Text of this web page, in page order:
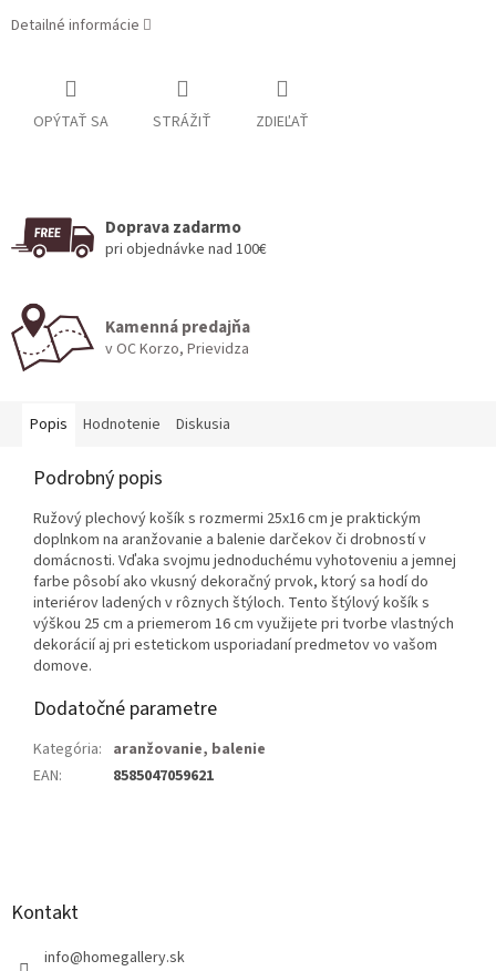
Detailné informácie
OPÝTAŤ SA STRÁŽIŤ ZDIEĽAŤ
Doprava zadarmo
pri objednávke nad 100€
Kamenná predajňa
v OC Korzo, Prievidza
Popis Hodnotenie Diskusia
Podrobný popis
Ružový plechový košík s rozmermi 25x16 cm je praktickým
doplnkom na aranžovanie a balenie darčekov či drobností v
domácnosti. Vďaka svojmu jednoduchému vyhotoveniu a jemnej
farbe pôsobí ako vkusný dekoračný prvok, ktorý sa hodí do
interiérov ladených v rôznych štýloch. Tento štýlový košík s
výškou 25 cm a priemerom 16 cm využijete pri tvorbe vlastných
dekorácií aj pri estetickom usporiadaní predmetov vo vašom
domove.
Dodatočné parametre
Kategória: aranžovanie, balenie
EAN: 8585047059621
Kontakt
info@homegallery.sk